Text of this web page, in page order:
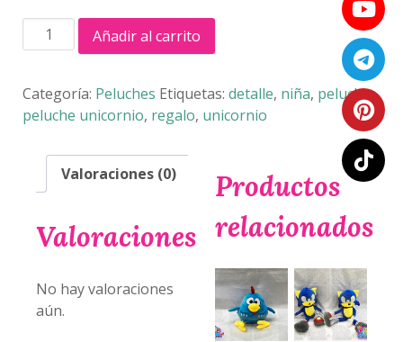
UNICORNIO
DE
MEDIANO
cantidad
Añadir al carrito
Categoría: Peluches Etiquetas: detalle, niña, peluche,
peluche unicornio, regalo, unicornio
Valoraciones (0)
Valoraciones
No hay valoraciones
aún.
Productos
relacionados